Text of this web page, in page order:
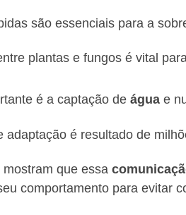
são essenciais para a
plantas e fungos é vital
é a captação de água e
adaptação é resultado de
que essa
comportamento para evitar